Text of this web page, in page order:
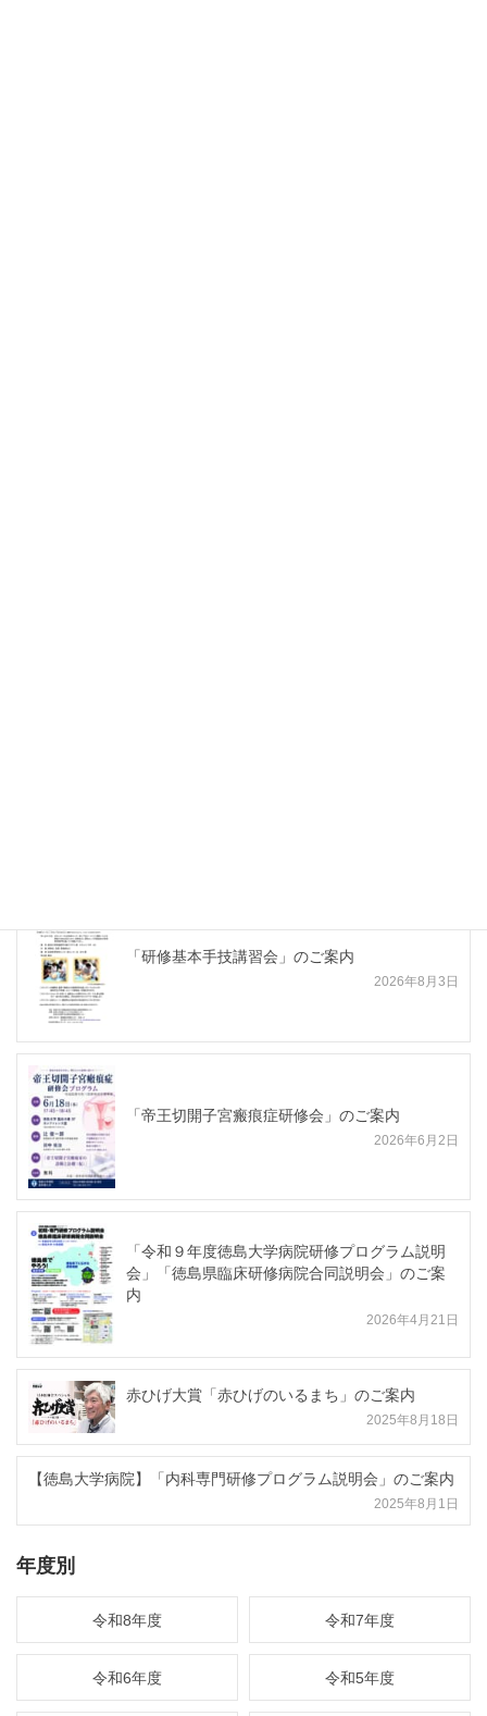
「研修基本手技講習会」のご案内
2026年8月3日
「帝王切開子宮瘢痕症研修会」のご案内
2026年6月2日
「令和９年度徳島大学病院研修プログラム説明
会」「徳島県臨床研修病院合同説明会」のご案
内
2026年4月21日
赤ひげ大賞「赤ひげのいるまち」のご案内
2025年8月18日
【徳島大学病院】「内科専門研修プログラム説明会」のご案内
2025年8月1日
年度別
令和8年度 令和7年度
令和6年度 令和5年度